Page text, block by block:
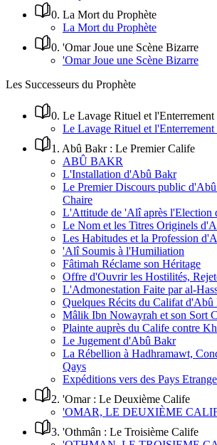
0. La Mort du Prophète
La Mort du Prophète
0. 'Omar Joue une Scène Bizarre
'Omar Joue une Scène Bizarre
Les Successeurs du Prophète
0. Le Lavage Rituel et l'Enterrement
Le Lavage Rituel et l'Enterrement
1 . Abû Bakr : Le Premier Calife
ABÛ BAKR
L'Installation d'Abû Bakr
Le Premier Discours public
Chaire
L'Attitude de 'Alî après l'Election
Le Nom et les Titres Originels
Les Habitudes et la Profession
'Alî Soumis à l'Humiliation
Fâtimah Réclame son Héritage
Offre d'Ouvrir les Hostilités,
L'Admonestation Faite par al-
Quelques Récits du Califat d'Abû
Mâlik Ibn Nowayrah et son Sort
Plainte auprès du Calife contre
Le Jugement d'Abû Bakr
La Rébellion à Hadhramawt,
Qays
Expéditions vers des Pays
2. 'Omar : Le Deuxième Calife
'OMAR, LE DEUXIÈME
3. 'Othmân : Le Troisième Calife